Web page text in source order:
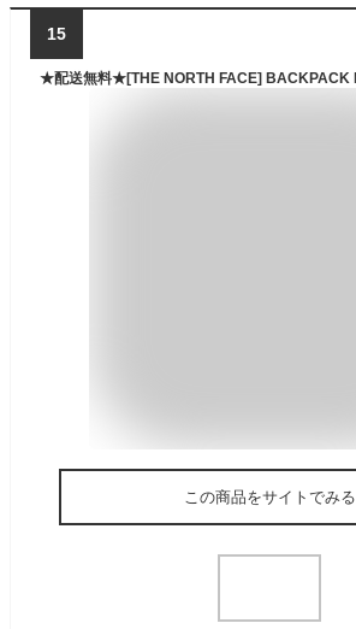
15
この商品をサイトでみる